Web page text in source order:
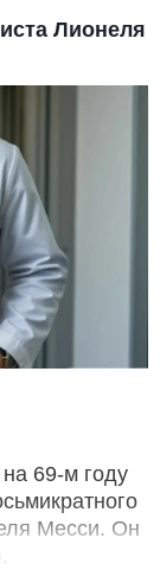
Лионеля
69-м году
Месси. Он